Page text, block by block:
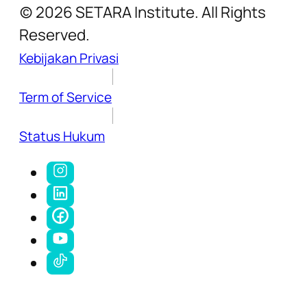
(c) 2026 SETARA Institute. All Rights
Reserved.
Kebijakan Privasi
Term of Service
Status Hukum